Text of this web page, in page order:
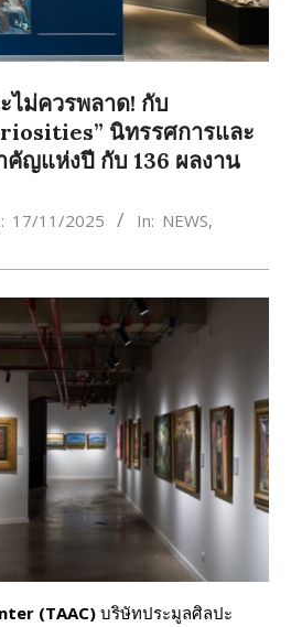
ไม่ควรพลาด! กับ
นิทรรศการและ
คัญแห่งปี กับ 136 ผลงาน
17/11/2025 In: NEWS,
(TAAC) บริษัทประมูลศิลปะ